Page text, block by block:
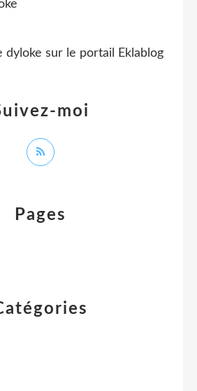
Pages
moi
dyloke sur le portail Eklablog